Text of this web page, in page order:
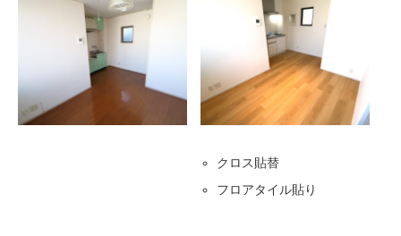
クロス貼替
フロアタイル貼り